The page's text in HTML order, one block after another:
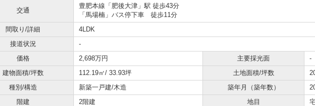
交通
豊肥本線「肥後大津」駅 徒歩43分
「馬場楠」バス停下車 徒歩11分
間取り/詳細
4LDK
接道状況
-
価格
2,698万円 主要採光面
-
建物面積/坪数
112.19㎡/ 33.93坪 土地面積/坪数
種別/構造
新築一戸建/木造 築年月（築年数）
階建
2階建 地目